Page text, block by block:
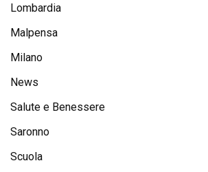
Lombardia
Malpensa
Milano
News
Salute e Benessere
Saronno
Scuola